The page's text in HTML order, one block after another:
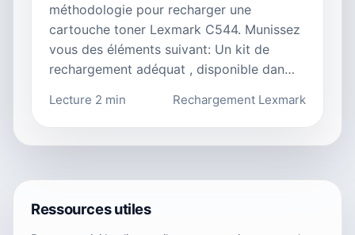
méthodologie pour recharger une
cartouche toner Lexmark C544. Munissez
vous des éléments suivant: Un kit de
rechargement adéquat , disponible dan…
Lecture 2 min Rechargement Lexmark
Ressources utiles